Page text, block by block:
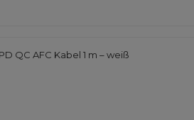
QC AFC Kabel 1 m – weiß